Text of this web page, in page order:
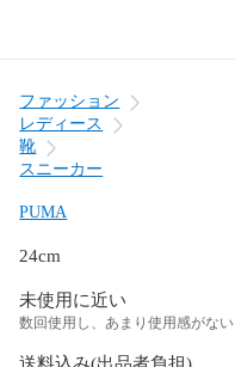
ファッション
レディース
靴
スニーカー
PUMA
24cm
未使用に近い
数回使用し、あまり使用感がない